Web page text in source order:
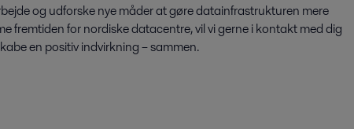
og udforske nye måder at gøre datainfrastrukturen mere
fremtiden for nordiske datacentre, vil vi gerne i kontakt med dig
en positiv indvirkning – sammen.